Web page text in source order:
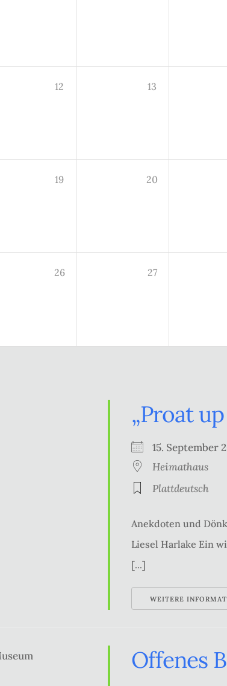
12 13
19 20
26 27
„Proat
15. September
Heimathaus
Plattdeutsch
Anekdoten und
Liesel Harlake Ein
[...]
WEITERE
Offenes